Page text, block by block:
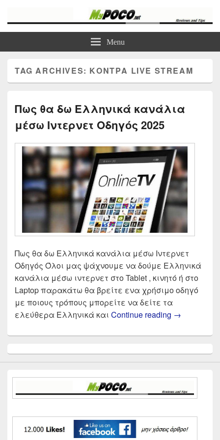
Τα καλύτερα Reviews , Συγκρίσεις , VPN , Webhosting
Menu
TAG ARCHIVES: ΚΟΝΤΡΑ LIVE STREAM
Πως θα δω Ελληνικά κανάλια
μέσω Ιντερνετ Οδηγός 2025
Πως θα δω Ελληνικά κανάλια μέσω Ιντερνετ
Οδηγός Όλοι μας ψάχνουμε να δούμε Ελληνικά
κανάλια μέσω ιντερνετ στο Tablet , κινητό ή στο
Laptop παρακάτω θα βρείτε ενα χρήσιμο οδηγό
με ποιους τρόπους μπορείτε να δείτε τα
ελεύθερα Ελληνικά και Continue reading Πως θα δω
→
Sidebar
Widget